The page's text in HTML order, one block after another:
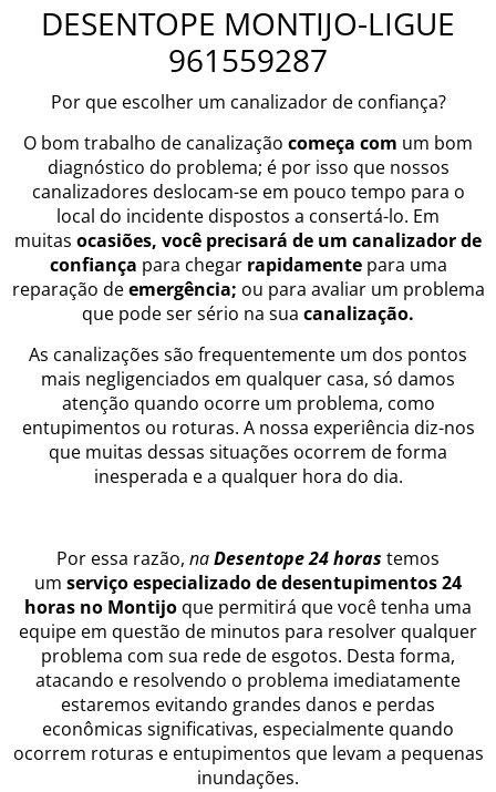
DESENTOPE MONTIJO-LIGUE
961559287
Por que escolher um canalizador de confiança?
O bom trabalho de canalização começa com um bom
diagnóstico do problema; é por isso que nossos
canalizadores deslocam-se em pouco tempo para o
local do incidente dispostos a consertá-lo. Em
muitas ocasiões, você precisará de um canalizador de
confiança para chegar rapidamentepara uma
reparação deemergência; ou para avaliar um problema
que pode ser sério na sua canalização.
As canalizações são frequentemente um dos pontos
mais negligenciados em qualquer casa, só damos
atenção quando ocorre um problema, como
entupimentos ou roturas. A nossa experiência diz-nos
que muitas dessas situações ocorrem de forma
inesperada e a qualquer hora do dia.
Por essa razão, naDesentope 24 horas temos
um serviço especializado de desentupimentos 24
horas no Montijo que permitirá que você tenha uma
equipe em questão de minutos para resolver qualquer
problema com sua rede de esgotos. Desta forma,
atacando e resolvendo o problema imediatamente
estaremos evitando grandes danos e perdas
econômicas significativas, especialmente quando
ocorrem roturas e entupimentos que levam a pequenas
inundações.